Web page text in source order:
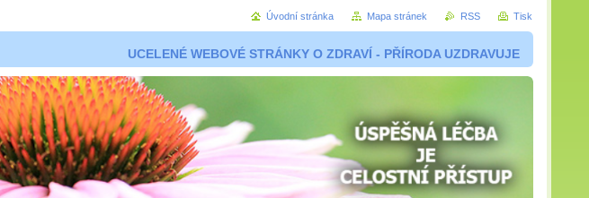
UCELENÉ WEBOVÉ STRÁNKY O ZDRAVÍ - PŘÍRODA UZDRAVUJE
Úvodní stránka Mapa stránek RSS Tisk